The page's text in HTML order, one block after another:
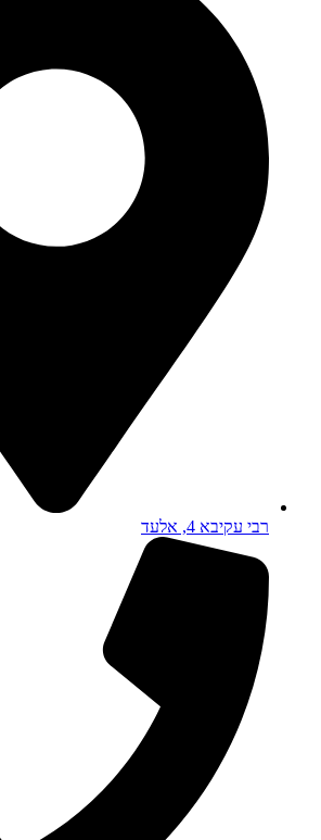
רבי עקיבא 4, אלעד